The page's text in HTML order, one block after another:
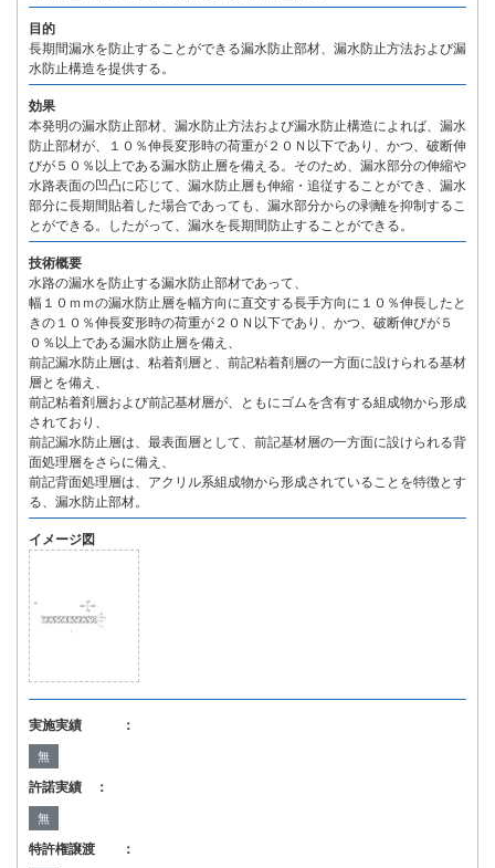
目的
長期間漏水を防止することができる漏水防止部材、漏水防止方法および漏
水防止構造を提供する。
効果
本発明の漏水防止部材、漏水防止方法および漏水防止構造によれば、漏水
防止部材が、１０％伸長変形時の荷重が２０Ｎ以下であり、かつ、破断伸
びが５０％以上である漏水防止層を備える。そのため、漏水部分の伸縮や
水路表面の凹凸に応じて、漏水防止層も伸縮・追従することができ、漏水
部分に長期間貼着した場合であっても、漏水部分からの剥離を抑制するこ
とができる。したがって、漏水を長期間防止することができる。
技術概要
水路の漏水を防止する漏水防止部材であって、
幅１０ｍｍの漏水防止層を幅方向に直交する長手方向に１０％伸長したと
きの１０％伸長変形時の荷重が２０Ｎ以下であり、かつ、破断伸びが５
０％以上である漏水防止層を備え、
前記漏水防止層は、粘着剤層と、前記粘着剤層の一方面に設けられる基材
層とを備え、
前記粘着剤層および前記基材層が、ともにゴムを含有する組成物から形成
されており、
前記漏水防止層は、最表面層として、前記基材層の一方面に設けられる背
面処理層をさらに備え、
前記背面処理層は、アクリル系組成物から形成されていることを特徴とす
る、漏水防止部材。
イメージ図
実施実績 ：
無
許諾実績 ：
無
特許権譲渡 ：